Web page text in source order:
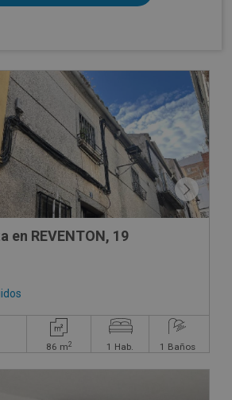
en REVENTON, 19
86 m2 1 Hab. 1 Baños